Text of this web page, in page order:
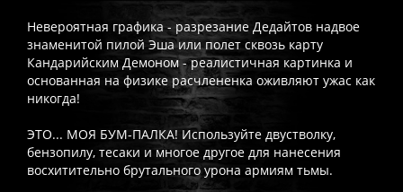
Невероятная графика - разрезание Дедайтов надвое
знаменитой пилой Эша или полет сквозь карту
Кандарийским Демоном - реалистичная картинка и
основанная на физике расчлененка оживляют ужас как
никогда!
ЭТО... МОЯ БУМ-ПАЛКА! Используйте двустволку,
бензопилу, тесаки и многое другое для нанесения
восхитительно брутального урона армиям тьмы.